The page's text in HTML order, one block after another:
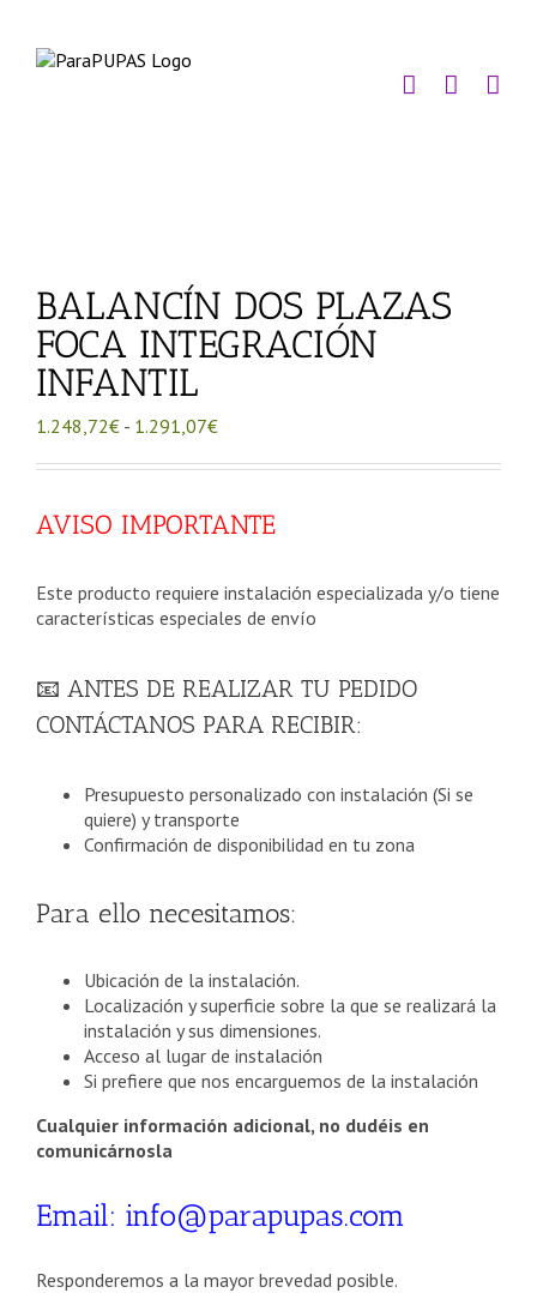
contenido
BALANCÍN DOS PLAZAS
FOCA INTEGRACIÓN
INFANTIL
1.248,72€ - 1.291,07€Rango
precios:
1.248,72€
AVISO IMPORTANTE
Este producto requiere instalación especializada y/o tiene
características especiales de envío
📧 ANTES DE REALIZAR TU PEDIDO
CONTÁCTANOS PARA RECIBIR:
Presupuesto personalizado con instalación (Si se
quiere) y transporte
Confirmación de disponibilidad en tu zona
Para ello necesitamos:
Ubicación de la instalación.
Localización y superficie sobre la que se realizará la
instalación y sus dimensiones.
Acceso al lugar de instalación
Si prefiere que nos encarguemos de la instalación
Cualquier información adicional, no dudéis en
comunicárnosla
Email: info@parapupas.com
Responderemos a la mayor brevedad posible.